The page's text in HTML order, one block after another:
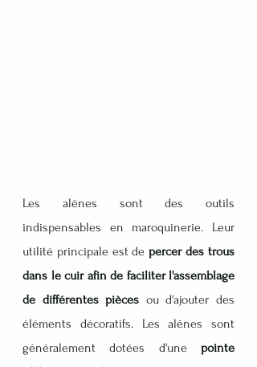
Les alênes sont des outils
indispensables en maroquinerie. Leur
utilité principale est de percer des trous
dans le cuir afin de faciliter l'assemblage
de différentes pièces ou d'ajouter des
éléments décoratifs. Les alênes sont
généralement dotées d'une pointe